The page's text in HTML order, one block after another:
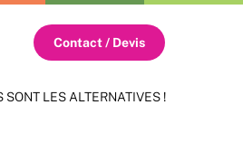
Contact / Devis
SONT LES ALTERNATIVES !